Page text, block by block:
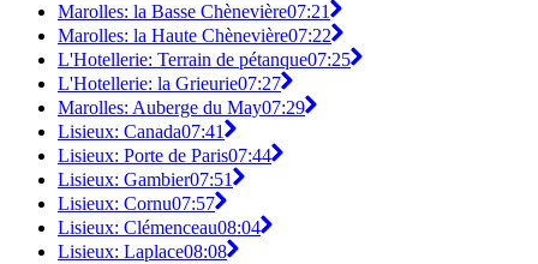
Marolles: la Basse Chènevière07:21
Marolles: la Haute Chènevière07:22
L'Hotellerie: Terrain de pétanque07:25
L'Hotellerie: la Grieurie07:27
Marolles: Auberge du May07:29
Lisieux: Canada07:41
Lisieux: Porte de Paris07:44
Lisieux: Gambier07:51
Lisieux: Cornu07:57
Lisieux: Clémenceau08:04
Lisieux: Laplace08:08